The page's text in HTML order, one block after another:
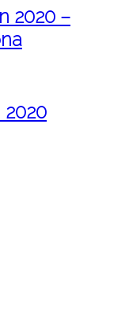
2020 –
2020